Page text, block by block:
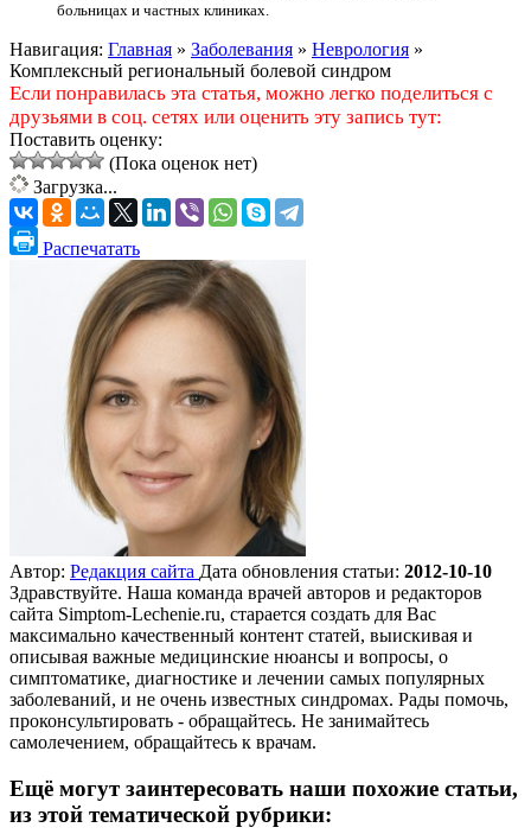
больницах и частных клиниках.
Навигация: Главная » Заболевания » Неврология »
Комплексный региональный болевой синдром
Если понравилась эта статья, можно легко поделиться с
друзьями в соц. сетях или оценить эту запись тут:
Поставить оценку:
(Пока оценок нет)
Загрузка...
Распечатать
Автор: Редакция сайта Дата обновления статьи: 2012-10-10
Здравствуйте. Наша команда врачей авторов и редакторов
сайта Simptom-Lechenie.ru, старается создать для Вас
максимально качественный контент статей, выискивая и
описывая важные медицинские нюансы и вопросы, о
симптоматике, диагностике и лечении самых популярных
заболеваний, и не очень известных синдромах. Рады помочь,
проконсультировать - обращайтесь. Не занимайтесь
самолечением, обращайтесь к врачам.
Ещё могут заинтересовать наши похожие статьи,
из этой тематической рубрики: